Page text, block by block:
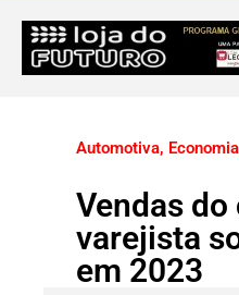
Automotiva, Economia
Vendas
varejista
em 2023